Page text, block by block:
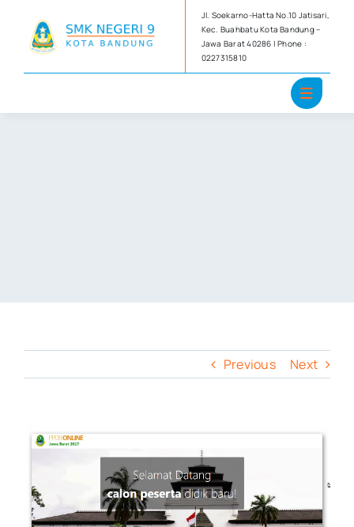
content
Jl. Soekarno-Hatta No.10 Jatisari,
Kec. Buahbatu Kota Bandung –
Jawa Barat 40286 | Phone :
0227315810
Previous Next
View